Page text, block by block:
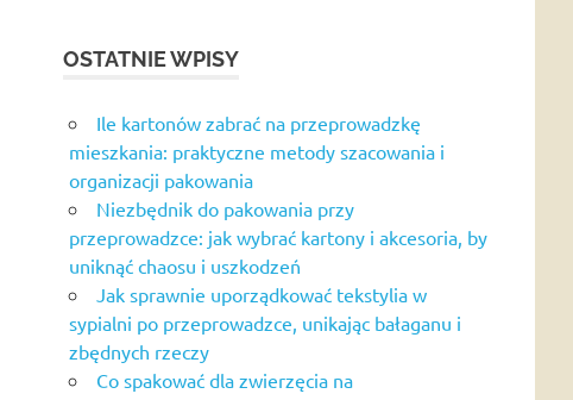
OSTATNIE WPISY
Ile kartonów zabrać na przeprowadzkę
mieszkania: praktyczne metody szacowania i
organizacji pakowania
Niezbędnik do pakowania przy
przeprowadzce: jak wybrać kartony i akcesoria, by
uniknąć chaosu i uszkodzeń
Jak sprawnie uporządkować tekstylia w
sypialni po przeprowadzce, unikając bałaganu i
zbędnych rzeczy
Co spakować dla zwierzęcia na